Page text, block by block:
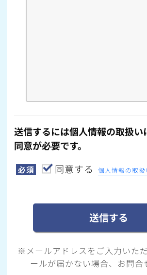
送信するには個人情報の取扱い
同意が必要です。
必須 同意する 個人情報の取
※メールアドレスをご入力いた
ールが届かない場合、お問合